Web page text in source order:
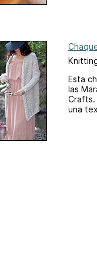
Esta
las
Crafts.
una